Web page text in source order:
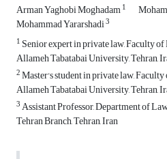
Arman Yaghobi Moghadam1
Mohammad Yararshadi3
1 Senior expert in private law, Faculty
Allameh Tabatabai University, Tehran,
2Master's student in private law,
Allameh Tabatabai University, Tehran,
3Assistant Professor, Department of
Tehran Branch, Tehran, Iran